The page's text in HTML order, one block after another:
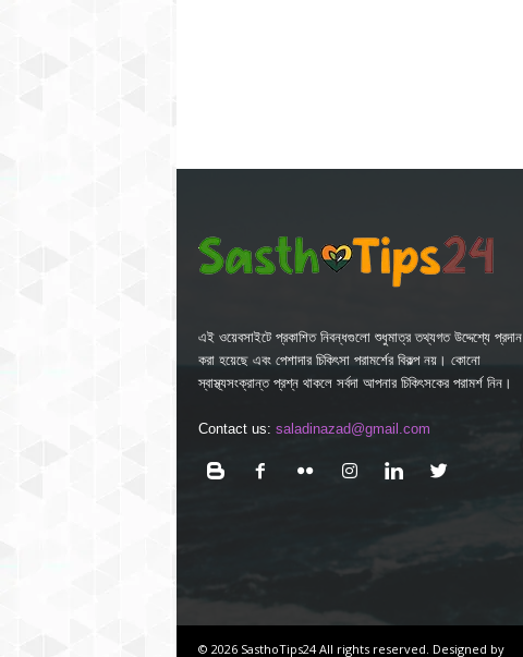
এই ওয়েবসাইটে প্রকাশিত নিবন্ধগুলো শুধুমাত্র তথ্যগত উদ্দেশ্যে প্রদান
করা হয়েছে এবং পেশাদার চিকিৎসা পরামর্শের বিকল্প নয়। কোনো
স্বাস্থ্যসংক্রান্ত প্রশ্ন থাকলে সর্বদা আপনার চিকিৎসকের পরামর্শ নিন।
Contact us: saladinazad@gmail.com
© 2026 SasthoTips24 All rights reserved. Designed by